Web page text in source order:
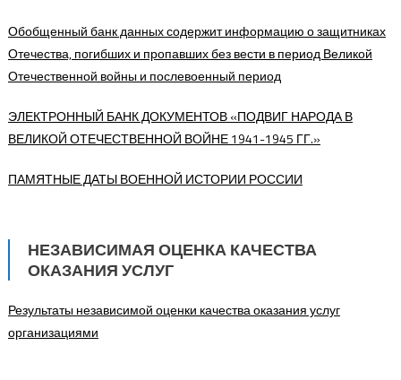
Обобщенный банк данных содержит информацию о защитниках
Отечества, погибших и пропавших без вести в период Великой
Отечественной войны и послевоенный период
ЭЛЕКТРОННЫЙ БАНК ДОКУМЕНТОВ «ПОДВИГ НАРОДА В
ВЕЛИКОЙ ОТЕЧЕСТВЕННОЙ ВОЙНЕ 1941-1945 ГГ.»
ПАМЯТНЫЕ ДАТЫ ВОЕННОЙ ИСТОРИИ РОССИИ
НЕЗАВИСИМАЯ ОЦЕНКА КАЧЕСТВА
ОКАЗАНИЯ УСЛУГ
Результаты независимой оценки качества оказания услуг
организациями